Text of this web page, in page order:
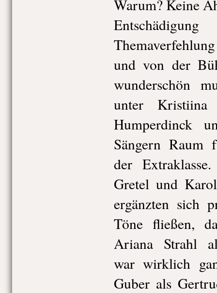
Warum? Keine
und von der
wunderschön
unter Kristiina
Humperdinck
Sängern Raum
der
Gretel und
ergänzten sich
Töne fließen,
Ariana Strahl
war wirklich
Guber als